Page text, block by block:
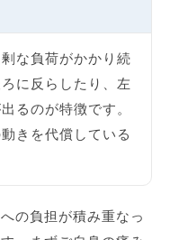
な負荷がかかり続
に反らしたり、左
るのが特徴です。
きを代償している
の負担が積み重なっ